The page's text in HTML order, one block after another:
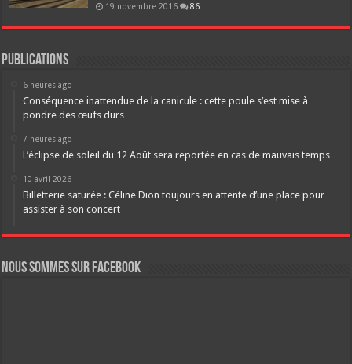
19 novembre 2016 86
Publications
6 heures ago
Conséquence inattendue de la canicule : cette poule s’est mise à
pondre des œufs durs
7 heures ago
L’éclipse de soleil du 12 Août sera reportée en cas de mauvais temps
10 avril 2026
Billetterie saturée : Céline Dion toujours en attente d’une place pour
assister à son concert
Nous sommes sur FaceBook